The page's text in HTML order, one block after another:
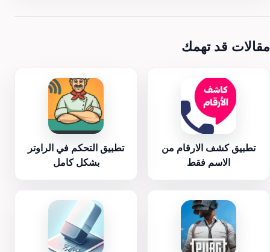
مقالات قد تهمك
تطبيق كشف الارقام من
الاسم فقط
تطبيق التحكم في الراوتر
بشكل كامل